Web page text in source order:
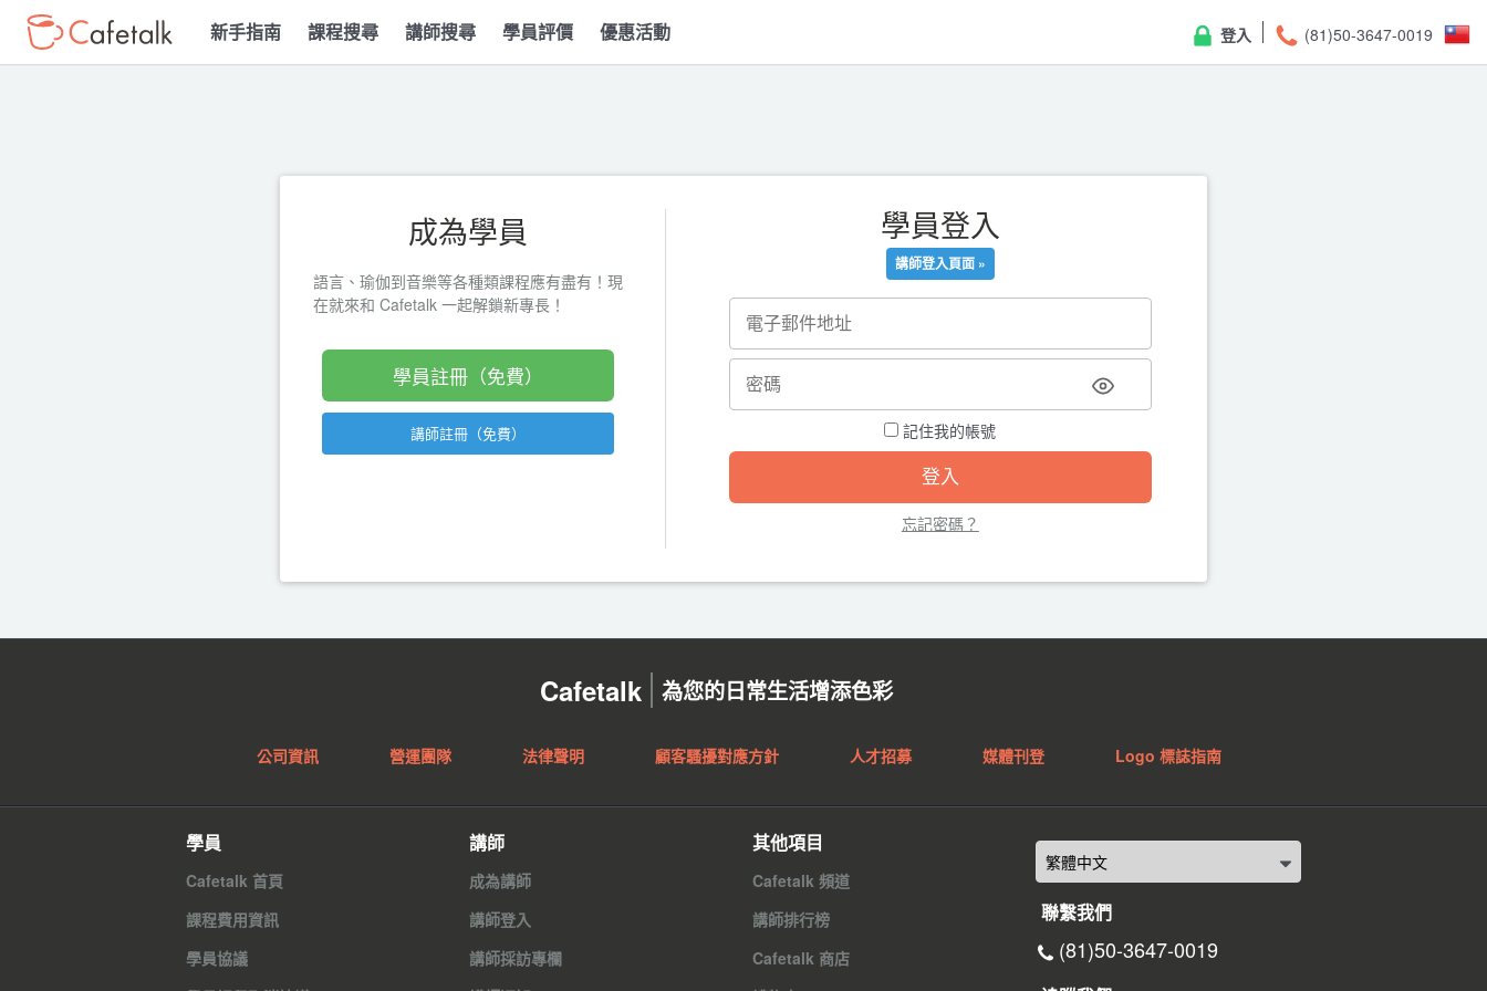
(81)50-3647-0019
登入
新手指南 課程搜尋 講師搜尋 學員評價 優惠活動
學員登入
講師登入頁面 »
記住我的帳號
忘記密碼？
成為學員
語言、瑜伽到音樂等各種類課程應有盡有！現
在就來和 Cafetalk 一起解鎖新專長！
學員註冊（免費）
講師註冊（免費）
Cafetalk 為您的日常生活增添色彩
公司資訊 營運團隊 法律聲明 顧客騷擾對應方針 人才招募 媒體刊登 Logo 標誌指南
聯繫我們
(81)50-3647-0019
學員
Cafetalk 首頁
課程費用資訊
學員協議
講師
成為講師
講師登入
講師採訪專欄
其他項目
Cafetalk 頻道
講師排行榜
Cafetalk 商店